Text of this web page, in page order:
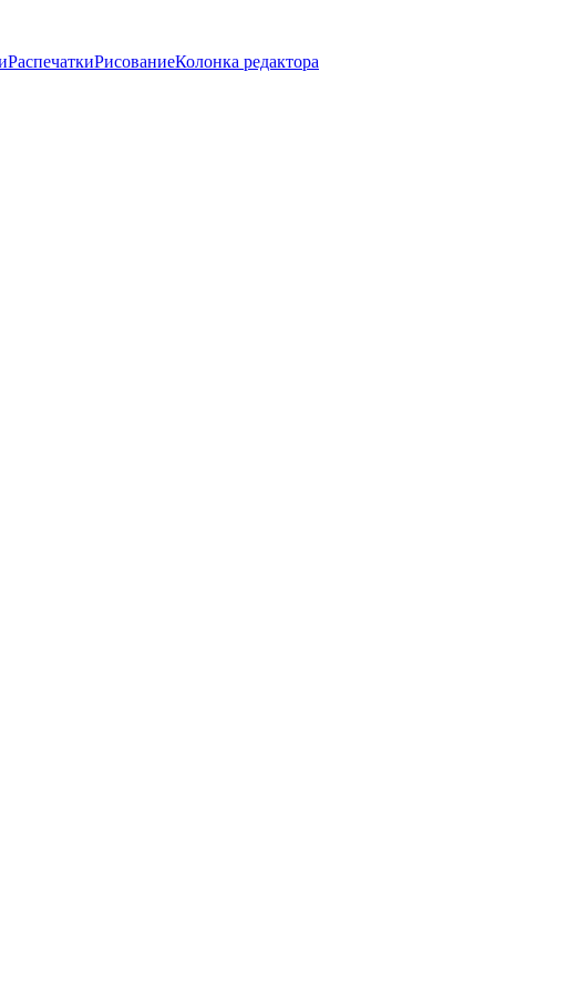
РаспечаткиРисованиеКолонка редактора